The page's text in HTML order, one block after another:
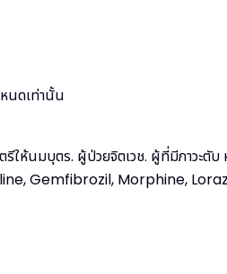
นดเท่านั้น
ให้นมบุตร. ผู้ป่วยจิตเวช. ผู้ที่มีภาวะตับ
Gemfibrozil, Morphine,